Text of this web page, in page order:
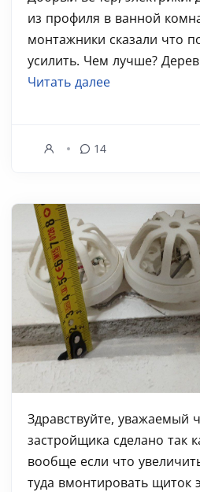
из профиля в ванной
монтажники сказали что
усилить. Чем лучше?
Читать далее
14
Здравствуйте, уважаемый
застройщика сделано так
вообще если что
туда вмонтировать щиток